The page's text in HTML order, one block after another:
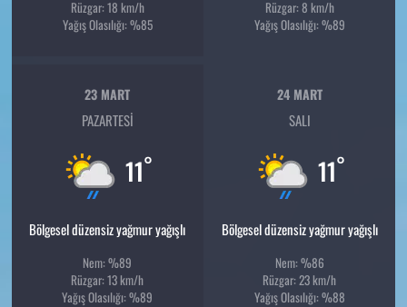
Rüzgar: 18 km/h
Yağış Olasılığı: %85
Rüzgar: 8 km/h
Yağış Olasılığı: %89
23 MART
PAZARTESI
11°
Bölgesel düzensiz yağmur yağışlı
Nem: %89
Rüzgar: 13 km/h
Yağış Olasılığı: %89
24 MART
SALI
11°
Bölgesel düzensiz yağmur yağışlı
Nem: %86
Rüzgar: 23 km/h
Yağış Olasılığı: %88